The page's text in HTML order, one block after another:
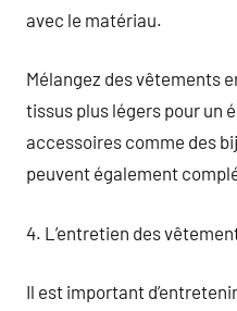
avec le matériau.
Mélangez des vêtements
tissus plus légers pour un
accessoires comme des
peuvent également
4. L’entretien des
Il est important